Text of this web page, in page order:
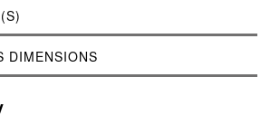
DIMENSIONS